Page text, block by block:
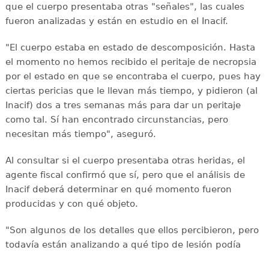
que el cuerpo presentaba otras "señales", las cuales
fueron analizadas y están en estudio en el Inacif.
"El cuerpo estaba en estado de descomposición. Hasta
el momento no hemos recibido el peritaje de necropsia
por el estado en que se encontraba el cuerpo, pues hay
ciertas pericias que le llevan más tiempo, y pidieron (al
Inacif) dos a tres semanas más para dar un peritaje
como tal. Sí han encontrado circunstancias, pero
necesitan más tiempo", aseguró.
Al consultar si el cuerpo presentaba otras heridas, el
agente fiscal confirmó que sí, pero que el análisis de
Inacif deberá determinar en qué momento fueron
producidas y con qué objeto.
"Son algunos de los detalles que ellos percibieron, pero
todavía están analizando a qué tipo de lesión podía